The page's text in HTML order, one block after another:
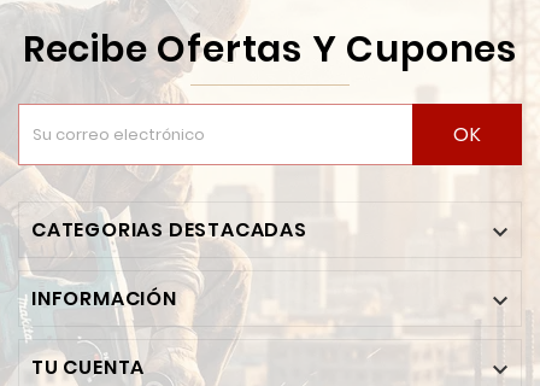
Recibe Ofertas Y Cupones
OK
CATEGORIAS DESTACADAS 
INFORMACIÓN 
TU CUENTA 